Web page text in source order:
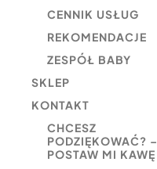
CENNIK USŁUG
REKOMENDACJE
ZESPÓŁ BABY
SKLEP
KONTAKT
CHCESZ
PODZIĘKOWAĆ? –
POSTAW MI KAWĘ